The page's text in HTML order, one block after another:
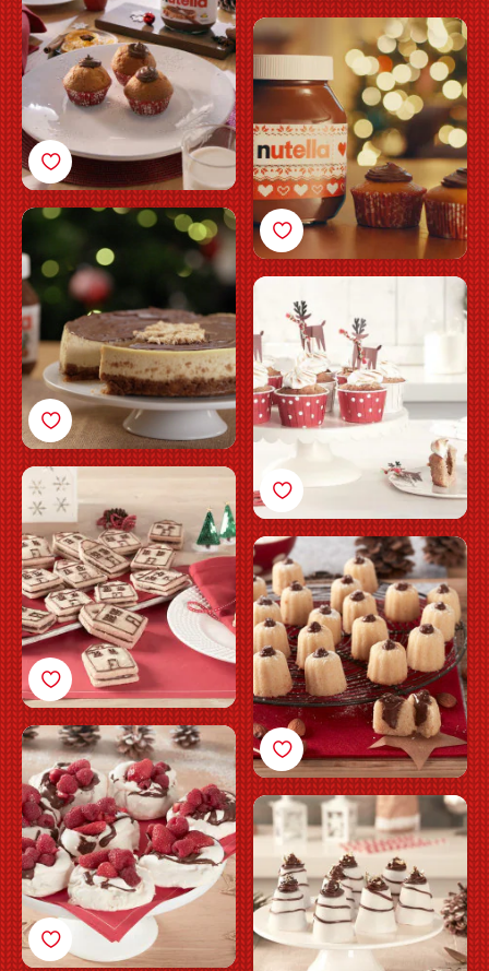
Festliga muffins med
Nutella<sup>®</sup>
Cheesecake med
Nutella®
hasselnötscupcakes
mördegsjulkakor med
Nutella®
Mjuka mandelkakor
med Nutella®
Pavlovabakelser med
Nutella®
Vaniljsemifreddo med
Nutella®